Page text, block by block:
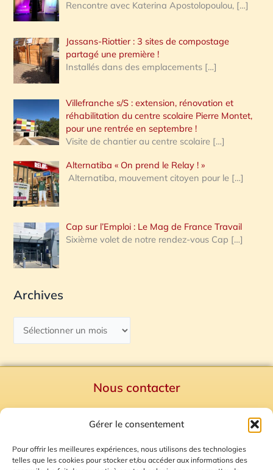
Gérer le consentement
Pour offrir les meilleures expériences, nous utilisons des technologies
telles que les cookies pour stocker et/ou accéder aux informations des
Rencontre avec Katerina Apostolopoulou, […]
Jassans-Riottier : 3 sites de compostage
partagé une première !
Installés dans des emplacements […]
Villefranche s/S : extension, rénovation et
réhabilitation du centre scolaire Pierre Montet,
pour une rentrée en septembre !
Visite de chantier au centre scolaire […]
Alternatiba « On prend le Relay ! »
Alternatiba, mouvement citoyen pour le […]
Cap sur l’Emploi : Le Mag de France Travail
Sixième volet de notre rendez-vous Cap […]
Archives
Nous contacter
Mentions Légales
Plan du site